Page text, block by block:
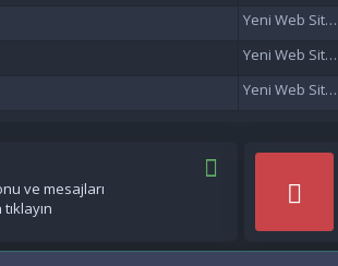
Yeni Web Siteleri - Site Tanıtımı
Yeni Web Siteleri - Site Tanıtımı
Yeni Web Siteleri - Site Tanıtımı
ve mesajları